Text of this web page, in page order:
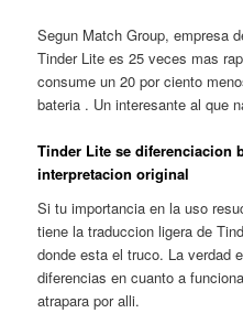
Segun Match Group, empresa
Tinder Lite es 25 veces mas
consume un 20 por ciento
bateria . Un interesante al que
Tinder Lite se diferenciacion
interpretacion original
Si tu importancia en la uso
tiene la traduccion ligera de
donde esta el truco. La verdad
diferencias en cuanto a
atrapara por alli.